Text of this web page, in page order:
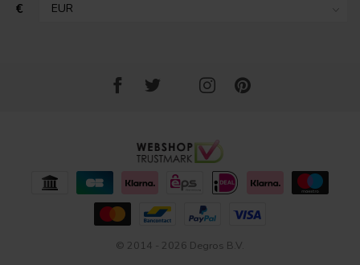
€
© 2014 - 2026 Degros B.V.